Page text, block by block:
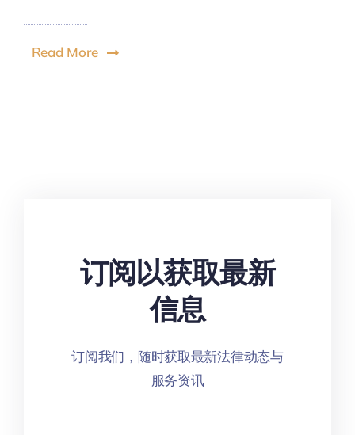
Read More
订阅以获取最新
信息
订阅我们，随时获取最新法律动态与
服务资讯